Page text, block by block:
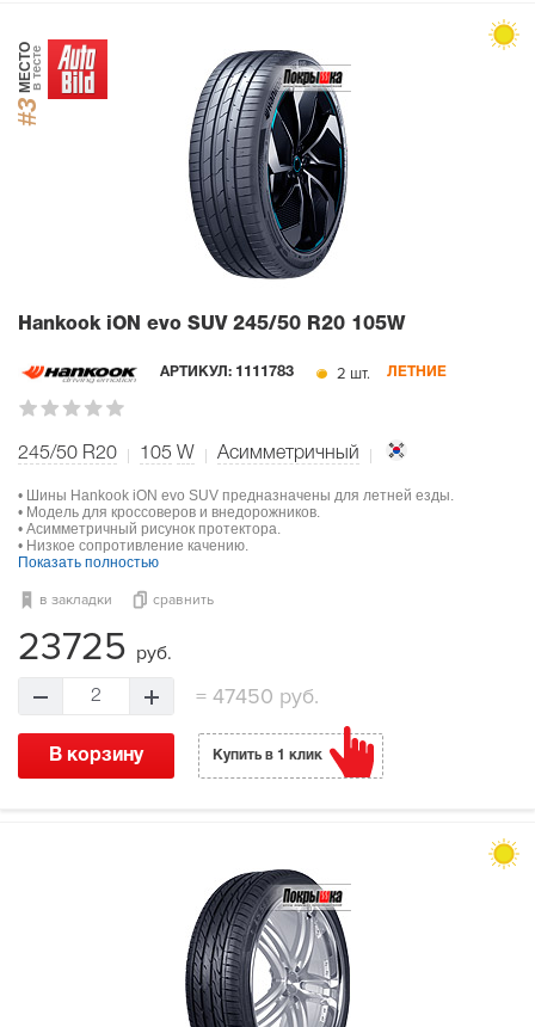
#3
МЕСТОв тесте
Hankook iON evo SUV 245/50 R20 105W
АРТИКУЛ: 1111783 2 шт. ЛЕТНИЕ
245/50 R20 105 W Асимметричный
• Шины Hankook iON evo SUV предназначены для летней езды.
• Модель для кроссоверов и внедорожников.
• Асимметричный рисунок протектора.
• Низкое сопротивление качению.
Показать полностью
в закладки сравнить
23725 руб.
2 = 47450 руб.
В корзину Купить в 1 клик